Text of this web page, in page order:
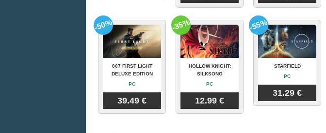
007 FIRST LIGHT
DELUXE EDITION
PC
39.49 €
-50%
HOLLOW KNIGHT:
SILKSONG
PC
12.99 €
-35%
STARFIELD
PC
31.29 €
-55%